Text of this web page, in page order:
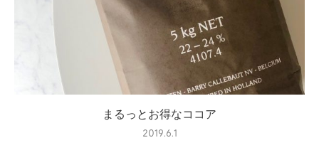
まるっとお得なココア
2019.6.1